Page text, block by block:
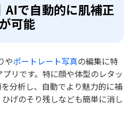
で自動的に肌補正
可能
やポートレート写真の編集に特
リです。特に顔や体型のレタッ
分析し、自動でより魅力的に補
げのそり残しなども簡単に消し